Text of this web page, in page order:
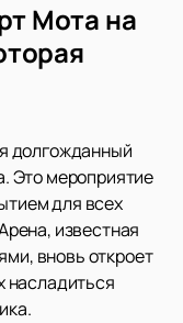
Мота на
долгожданный
Это мероприятие
для всех
известная
вновь откроет
насладиться